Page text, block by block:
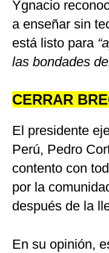
Ygnacio
a enseñar sin
está listo para
las bondades
CERRAR
El presidente
Perú, Pedro
contento con
por la
después de la
En su opinión,